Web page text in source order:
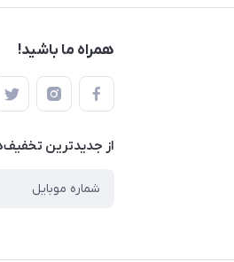
همراه ما باشید!
از جدید‌ترین